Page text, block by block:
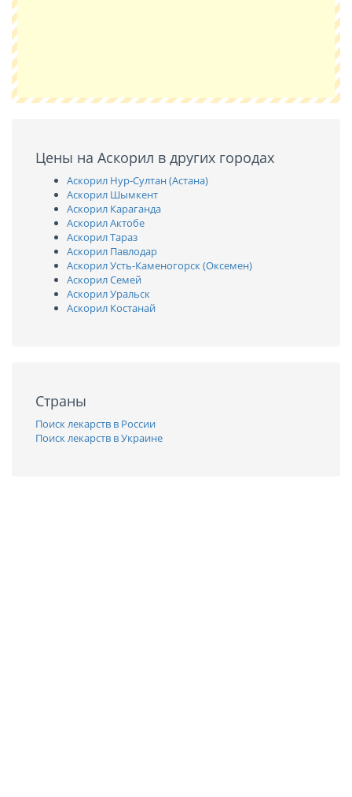
Цены на Аскорил в других городах
Аскорил Нур-Султан (Астана)
Аскорил Шымкент
Аскорил Караганда
Аскорил Актобе
Аскорил Тараз
Аскорил Павлодар
Аскорил Усть-Каменогорск (Оксемен)
Аскорил Семей
Аскорил Уральск
Аскорил Костанай
Страны
Поиск лекарств в России
Поиск лекарств в Украине